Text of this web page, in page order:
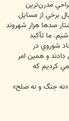
‌مدرن‌ترين
‌برخي ‌از مسايل
‌صدها ‌هزار ‌شهروند
‌ما ‌تأكيد
‌شوروي ‌در
‌دادند ‌و ‌همين ‌امر
كرديم ‌كه
«‌نه ‌جنگ ‌و ‌نه ‌صلح»